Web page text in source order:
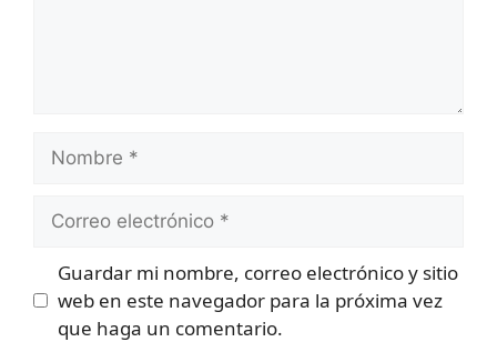
electrónico
Guardar mi nombre, correo electrónico y sitio
web en este navegador para la próxima vez
que haga un comentario.